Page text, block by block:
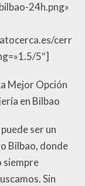
24h.png»
cerr
5″]
Mejor Opción
en Bilbao
ser un
Bilbao, donde
siempre
Sin